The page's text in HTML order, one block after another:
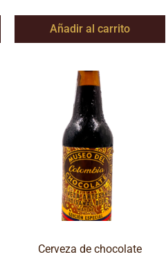
Añadir al carrito
Cerveza de chocolate